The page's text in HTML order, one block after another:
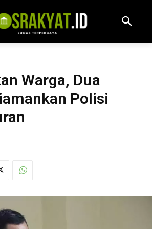
Warga, Dua
Polisi